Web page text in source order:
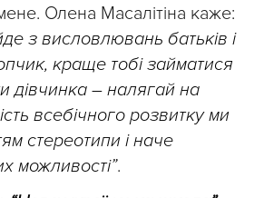
Олена Масалітіна каже:
з висловлювань батьків і
краще тобі займатися
дівчинка – налягай на
всебічного розвитку ми
стереотипи і наче
можливості”.